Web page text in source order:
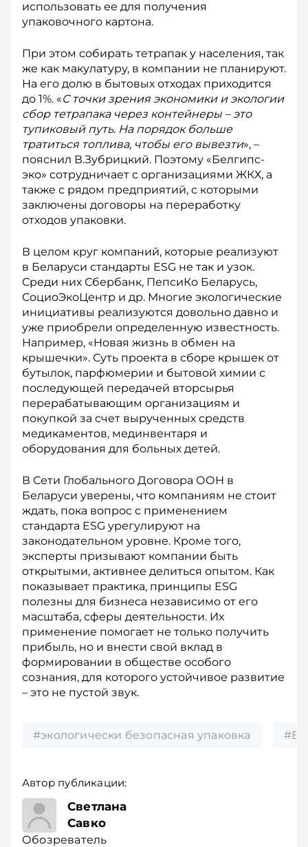
использовать ее для получения
упаковочного картона.
При этом собирать тетрапак у населения, так
же как макулатуру, в компании не планируют.
На его долю в бытовых отходах приходится
до 1%. «С точки зрения экономики и экологии
сбор тетрапака через контейнеры – это
тупиковый путь. На порядок больше
тратиться топлива, чтобы его вывезти», –
пояснил В.Зубрицкий. Поэтому «Белгипс-
эко» сотрудничает с организациями ЖКХ, а
также с рядом предприятий, с которыми
заключены договоры на переработку
отходов упаковки.
В целом круг компаний, которые реализуют
в Беларуси стандарты ESG не так и узок.
Среди них Сбербанк, ПепсиКо Беларусь,
СоциоЭкоЦентр и др. Многие экологические
инициативы реализуются довольно давно и
уже приобрели определенную известность.
Например, «Новая жизнь в обмен на
крышечки». Суть проекта в сборе крышек от
бутылок, парфюмерии и бытовой химии с
последующей передачей вторсырья
перерабатывающим организациям и
покупкой за счет вырученных средств
медикаментов, мединвентаря и
оборудования для больных детей.
В Сети Глобального Договора ООН в
Беларуси уверены, что компаниям не стоит
ждать, пока вопрос с применением
стандарта ESG урегулируют на
законодательном уровне. Кроме того,
эксперты призывают компании быть
открытыми, активнее делиться опытом. Как
показывает практика, принципы ESG
полезны для бизнеса независимо от его
масштаба, сферы деятельности. Их
применение помогает не только получить
прибыль, но и внести свой вклад в
формировании в обществе особого
сознания, для которого устойчивое развитие
– это не пустой звук.
#экологически безопасная упаковка
Автор публикации:
Обозреватель
Светлана
Савко
Обозреватель